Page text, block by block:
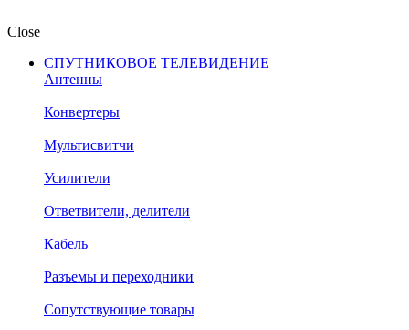
Close
СПУТНИКОВОЕ ТЕЛЕВИДЕНИЕ
Антенны
Конвертеры
Мультисвитчи
Усилители
Ответвители, делители
Кабель
Разъемы и переходники
Сопутствующие товары